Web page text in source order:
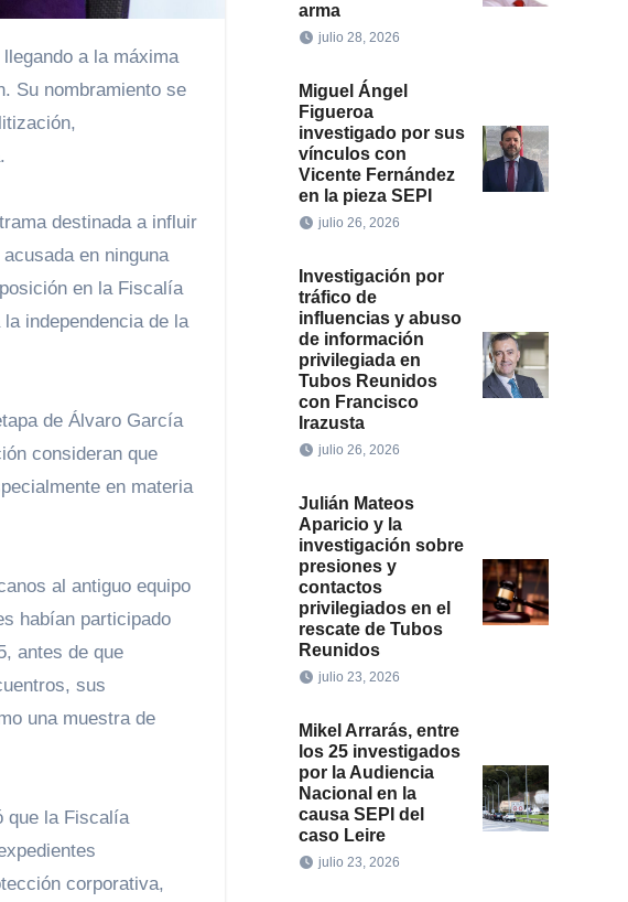
Su nombramiento se
destinada a influir
en ninguna
en la Fiscalía
independencia de la
de Álvaro García
consideran que
en materia
al antiguo equipo
habían participado
antes de que
sus
una muestra de
que la Fiscalía
corporativa,
arma
julio 28, 2026
Miguel Ángel
Figueroa
investigado por sus
vínculos con
Vicente Fernández
en la pieza SEPI
julio 26, 2026
Investigación por
tráfico de
influencias y abuso
de información
privilegiada en
Tubos Reunidos
con Francisco
Irazusta
julio 26, 2026
Julián Mateos
Aparicio y la
investigación sobre
presiones y
contactos
privilegiados en el
rescate de Tubos
Reunidos
julio 23, 2026
Mikel Arrarás, entre
los 25 investigados
por la Audiencia
Nacional en la
causa SEPI del
caso Leire
julio 23, 2026